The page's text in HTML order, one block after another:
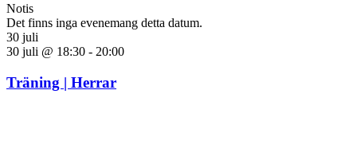
Notis
Det finns inga evenemang detta datum.
30 juli
30 juli @ 18:30 - 20:00
Träning | Herrar